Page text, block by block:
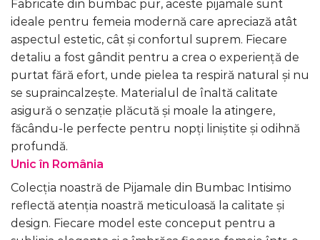
Fabricate din bumbac pur, aceste pijamale sunt
ideale pentru femeia modernă care apreciază atât
aspectul estetic, cât și confortul suprem. Fiecare
detaliu a fost gândit pentru a crea o experiență de
purtat fără efort, unde pielea ta respiră natural și nu
se supraincalzește. Materialul de înaltă calitate
asigură o senzație plăcută și moale la atingere,
făcându-le perfecte pentru nopți liniștite și odihnă
profundă.
Unic în România
Colecția noastră de Pijamale din Bumbac Intisimo
reflectă atenția noastră meticuloasă la calitate și
design. Fiecare model este conceput pentru a